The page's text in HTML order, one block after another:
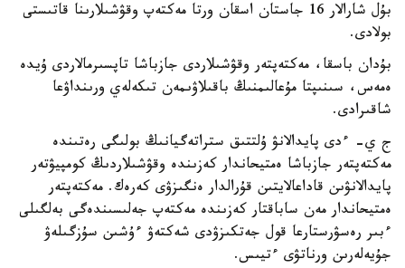
بۇل شارالار 16 جاستان اسقان ورتا مەكتەپ وقۋشىلارىنا قاتىستى
بولادى.
بۇدان باسقا، مەكتەپتەر وقۋشىلاردى جازباشا تاپسىرمالاردى ۇيدە
ەمەس، سىنىپتا مۇعالىمنىڭ باقىلاۋىمەن تىكەلەي ورىنداۋعا
شاقىرادى.
ج ي- ءدى پايدالانۋ ۇلتتىق ستراتەگيانىڭ بولىگى رەتىندە
مەكتەپتەر جازباشا ەمتيحاندار كەزىندە وقۋشىلاردىڭ كومپيۋتەر
پايدالانۋىن قاداعالايتىن قۇرالدار ەنگىزۋى كەرەك. مەكتەپتەر
ەمتيحاندار مەن ساباقتار كەزىندە مەكتەپ جەلىسىندەگى بەلگىلى
ءبىر رەسۋرستارعا قول جەتكىزۋدى شەكتەۋ ءۇشىن سۇزگىلەۋ
جۇيەلەرىن ورناتۋى ءتيىس.